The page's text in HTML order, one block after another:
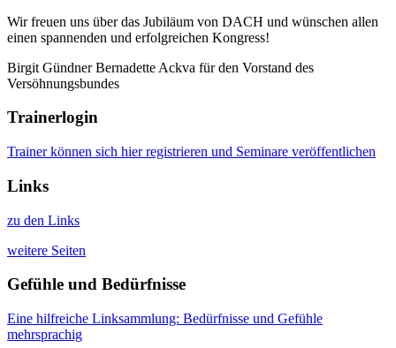
Wir freuen uns über das Jubiläum von DACH und wünschen allen
einen spannenden und erfolgreichen Kongress!
Birgit Gündner Bernadette Ackva für den Vorstand des
Versöhnungsbundes
Trainerlogin
Trainer können sich hier registrieren und Seminare veröffentlichen
Links
zu den Links
weitere Seiten
Gefühle und Bedürfnisse
Eine hilfreiche Linksammlung: Bedürfnisse und Gefühle
mehrsprachig